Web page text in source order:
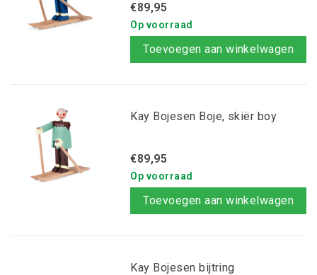
€89,95
Op voorraad
Toevoegen aan winkelwagen
Kay Bojesen Boje, skiër boy
€89,95
Op voorraad
Toevoegen aan winkelwagen
Kay Bojesen bijtring